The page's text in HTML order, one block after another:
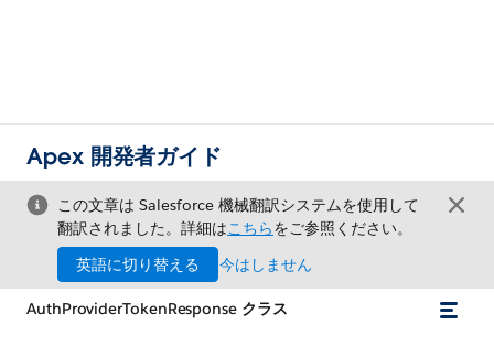
Apex 開発者ガイド
この文章は Salesforce 機械翻訳システムを使用して
翻訳されました。詳細はこちらをご参照ください。
英語に切り替える
今はしません
AuthProviderTokenResponse クラス